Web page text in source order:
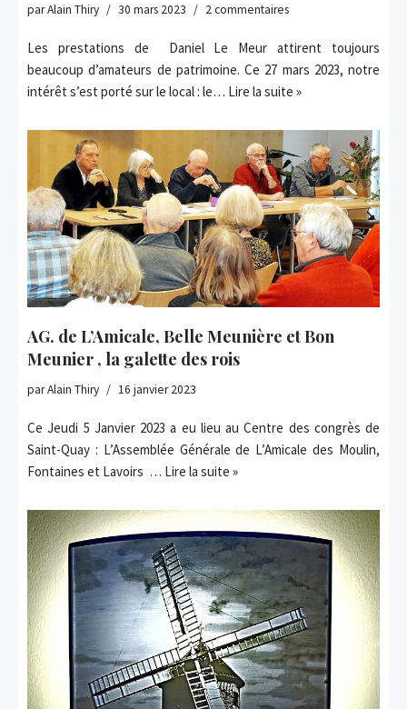
parAlain Thiry 30 mars 2023 2 commentaires
Les prestations de Daniel Le Meur attirent toujours
beaucoup d’amateurs de patrimoine. Ce 27 mars 2023, notre
intérêt s’est porté sur le local : le… Lire la suite »
AG. de L’Amicale, Belle Meunière et Bon
Meunier , la galette des rois
parAlain Thiry 16 janvier 2023
Ce Jeudi 5 Janvier 2023 a eu lieu au Centre des congrès de
Saint-Quay : L’Assemblée Générale de L’Amicale des Moulin,
Fontaines et Lavoirs … Lire la suite »